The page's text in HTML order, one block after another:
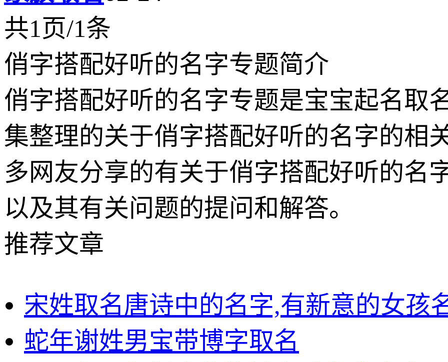
共1页/1条
俏字搭配好听的名字专题简介
俏字搭配好听的名字专题是宝宝起名取
集整理的关于俏字搭配好听的名字的相
多网友分享的有关于俏字搭配好听的名
以及其有关问题的提问和解答。
推荐文章
宋姓取名唐诗中的名字,有新意的女孩
蛇年谢姓男宝带博字取名